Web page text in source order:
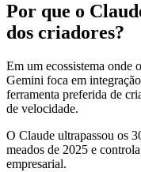
Por que o
dos criadores?
Em um ecossistema onde
Gemini foca em
ferramenta preferida de
de velocidade.
O Claude ultrapassou os
meados de 2025 e
empresarial.